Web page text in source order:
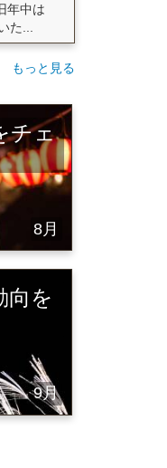
年中は
た...
もっと見る
チェ
8月
向を
9月